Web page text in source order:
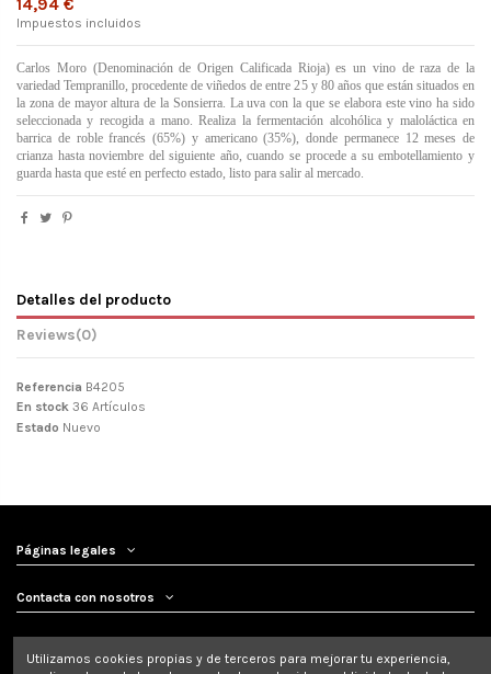
14,94 €
Impuestos incluidos
Carlos Moro (Denominación de Origen Calificada Rioja) es un vino de raza de la
variedad Tempranillo, procedente de viñedos de entre 25 y 80 años que están situados en
la zona de mayor altura de la Sonsierra. La uva con la que se elabora este vino ha sido
seleccionada y recogida a mano. Realiza la fermentación alcohólica y maloláctica en
barrica de roble francés (65%) y americano (35%), donde permanece 12 meses de
crianza hasta noviembre del siguiente año, cuando se procede a su embotellamiento y
guarda hasta que esté en perfecto estado, listo para salir al mercado.
Detalles del producto
Reviews(0)
Referencia B4205
En stock 36 Artículos
Estado Nuevo
Páginas legales
Contacta con nosotros
Utilizamos cookies propias y de terceros para mejorar tu experiencia,